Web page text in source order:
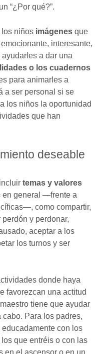
“¿Por qué?”.
los niños imágenes que
interesante,
a dar una
o los cuadernos
para animarles a
a ser personal si se
los niños la oportunidad
que han
deseable
temas y valores
en general ―frente a
como compartir,
y perdonar,
aceptar a los
los turnos y ser
donde haya
favorezcan una actitud
tiene que ayudar
Para los padres,
con los
que entréis o con las